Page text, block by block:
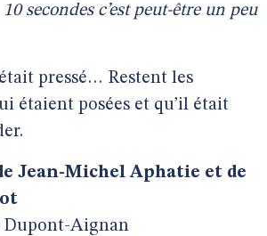
secondes c’est peut-être un peu
pressé… Restent les
étaient posées et qu’il était
Jean-Michel Aphatie et de
Dupont-Aignan